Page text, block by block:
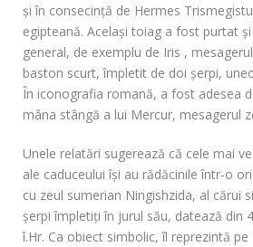
și în consecință de Hermes
egipteană. Același toiag a fost purtat
general, de exemplu de Iris ,
baston scurt, împletit de doi șerpi,
În iconografia romană, a fost adesea
mâna stângă a lui Mercur, mesagerul
Unele relatări sugerează că cele mai
ale caduceului își au rădăcinile într-o
cu zeul sumerian Ningishzida, al cărui
șerpi împletiți în jurul său, datează din
î.Hr. Ca obiect simbolic, îl reprezintă